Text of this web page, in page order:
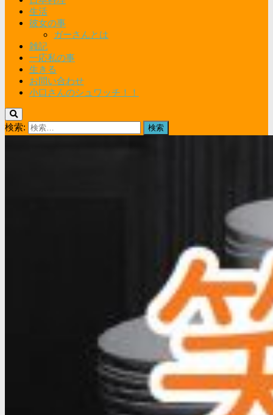
生活
彼女の事
ガーさんとは
雑記
一応私の事
生きる
お問い合わせ
小口さんのシュワッチ！！
検索: